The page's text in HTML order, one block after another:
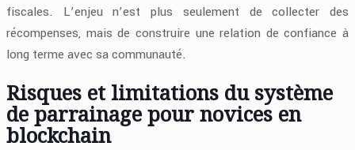
fiscales. L’enjeu n’est plus seulement de collecter des
récompenses, mais de construire une relation de confiance à
long terme avec sa communauté.
Risques et limitations du système
de parrainage pour novices en
blockchain